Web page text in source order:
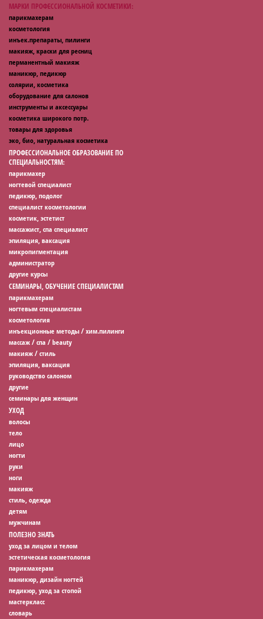
МАРКИ ПРОФЕССИОНАЛЬНОЙ КОСМЕТИКИ:
парикмахерам
косметология
инъек.препараты, пилинги
макияж, краски для ресниц
перманентный макияж
маникюр, педикюр
солярии, косметика
оборудование для салонов
инструменты и аксессуары
косметика широкого потр.
товары для здоровья
эко, био, натуральная косметика
ПРОФЕССИОНАЛЬНОЕ ОБРАЗОВАНИЕ ПО
СПЕЦИАЛЬНОСТЯМ:
парикмахер
ногтевой специалист
педикюр, подолог
специалист косметологии
косметик, эстетист
массажист, спа специалист
эпиляция, ваксация
микропигментация
администратор
другие курсы
СЕМИНАРЫ, ОБУЧЕНИЕ СПЕЦИАЛИСТАМ
парикмахерам
ногтевым специалистам
косметология
инъекционные методы / хим.пилинги
массаж / спа / beauty
макияж / стиль
эпиляция, ваксация
руководство салоном
другие
семинары для женщин
УХОД
волосы
тело
лицо
ногти
руки
ноги
макияж
стиль, одежда
детям
мужчинам
ПОЛЕЗНО ЗНАТЬ
уход за лицом и телом
эстетическая косметология
парикмахерам
маникюр, дизайн ногтей
педикюр, уход за стопой
мастеркласс
словарь